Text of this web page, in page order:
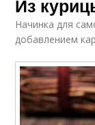
Из
Начинка для
добавлением